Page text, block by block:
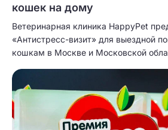
кошек на дому
Ветеринарная клиника HappyPet
«Антистресс-визит» для выездной
кошкам в Москве и Московской